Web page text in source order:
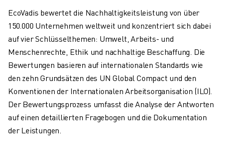
ROBOSHOT ELEKTRISCHE SPRITZGUSSMASCHINEN
ROBOSHOT HARDWARE
ROBOSHOT SOFTWARE
ROBOSHOT NACHHALTIGKEIT
ROBOSHOT ROBOTER-PAKET
ROBOSHOT VORBEUGENDE WARTUNG
ROBOSHOT TOTAL COST OF OWNERSHIP
DRAHTERODIERMASCHINEN
ROBOCUT DRAHTERODIERMASCHINEN
ROBOCUT HARDWARE
EcoVadis bewertet die Nachhaltigkeitsleistung von über
150.000 Unternehmen weltweit und konzentriert sich dabei
auf vier Schlüsselthemen: Umwelt, Arbeits- und
Menschenrechte, Ethik und nachhaltige Beschaffung. Die
Bewertungen basieren auf internationalen Standards wie
den zehn Grundsätzen des UN Global Compact und den
Konventionen der Internationalen Arbeitsorganisation (ILO).
Der Bewertungsprozess umfasst die Analyse der Antworten
auf einen detaillierten Fragebogen und die Dokumentation
der Leistungen.